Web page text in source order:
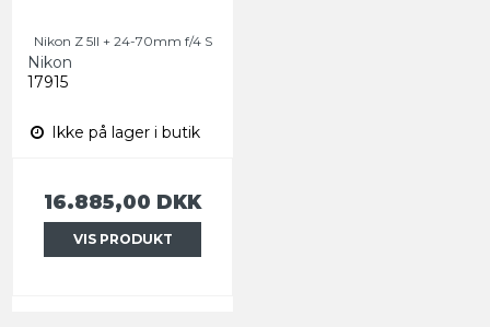
Nikon Z 5II + 24-70mm f/4 S
Nikon
17915
Ikke på lager i butik
16.885,00 DKK
VIS PRODUKT